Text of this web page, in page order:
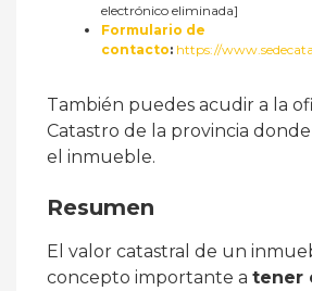
electrónico eliminada]
Formulario de
contacto: https://
También puedes acudir a la
Catastro de la provincia
el inmueble.
Resumen
El valor catastral de un
concepto importante a tener